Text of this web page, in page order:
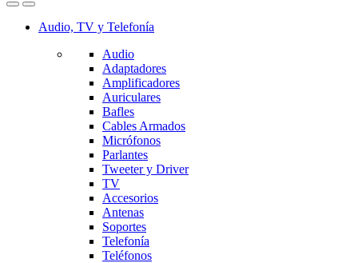
Audio, TV y Telefonía
Audio
Adaptadores
Amplificadores
Auriculares
Bafles
Cables Armados
Micrófonos
Parlantes
Tweeter y Driver
TV
Accesorios
Antenas
Soportes
Telefonía
Teléfonos